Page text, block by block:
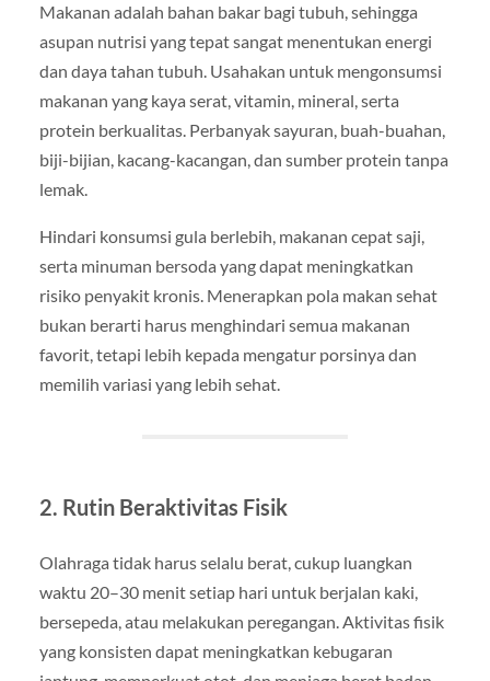
Makanan adalah bahan bakar bagi tubuh, sehingga
asupan nutrisi yang tepat sangat menentukan energi
dan daya tahan tubuh. Usahakan untuk mengonsumsi
makanan yang kaya serat, vitamin, mineral, serta
protein berkualitas. Perbanyak sayuran, buah-buahan,
biji-bijian, kacang-kacangan, dan sumber protein tanpa
lemak.
Hindari konsumsi gula berlebih, makanan cepat saji,
serta minuman bersoda yang dapat meningkatkan
risiko penyakit kronis. Menerapkan pola makan sehat
bukan berarti harus menghindari semua makanan
favorit, tetapi lebih kepada mengatur porsinya dan
memilih variasi yang lebih sehat.
2. Rutin Beraktivitas Fisik
Olahraga tidak harus selalu berat, cukup luangkan
waktu 20–30 menit setiap hari untuk berjalan kaki,
bersepeda, atau melakukan peregangan. Aktivitas fisik
yang konsisten dapat meningkatkan kebugaran